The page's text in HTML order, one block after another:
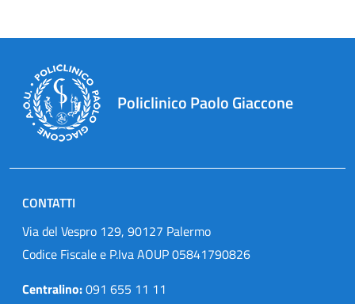
Policlinico Paolo Giaccone
CONTATTI
Via del Vespro 129, 90127 Palermo
Codice Fiscale e P.Iva AOUP 05841790826
Centralino:091 655 11 11